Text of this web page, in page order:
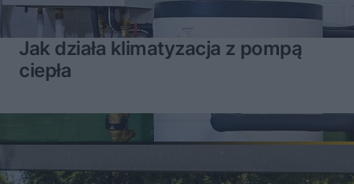
Jak działa klimatyzacja z pompą
ciepła